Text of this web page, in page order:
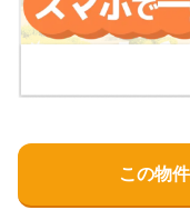
この物